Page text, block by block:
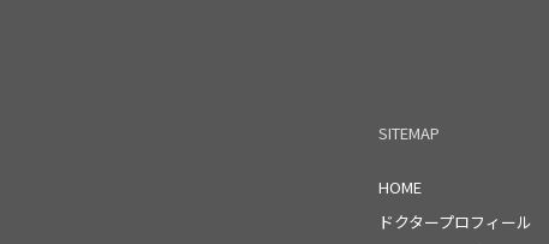
SITEMAP
HOME
ドクタープロフィール